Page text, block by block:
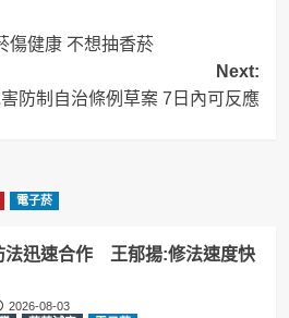
傷健康 不想抽香菸
Next:
防制自治條例草案 7日內可反應
電子菸
法迅速合作 王郁揚:修法速度快
2026-08-03